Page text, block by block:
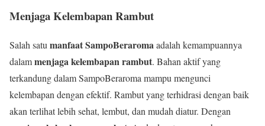
Menjaga Kelembapan Rambut
Salah satu manfaat SampoBeraroma adalah kemampuannya
dalammenjaga kelembapan rambut. Bahan aktif yang
terkandung dalam SampoBeraroma mampu mengunci
kelembapan dengan efektif. Rambut yang terhidrasi dengan baik
akan terlihat lebih sehat, lembut, dan mudah diatur. Dengan